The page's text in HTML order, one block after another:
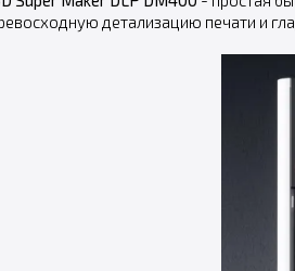
детализацию печати и